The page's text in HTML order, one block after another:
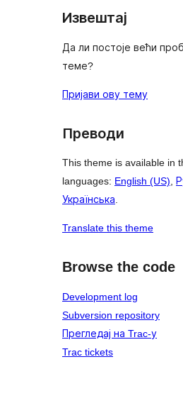
Извештај
Да ли постоје већи
теме?
Пријави ову тему
Преводи
This theme is available in
languages: English (US),
Українська.
Translate this theme
Browse the code
Development log
Subversion repository
Прегледај на Trac-у
Trac tickets